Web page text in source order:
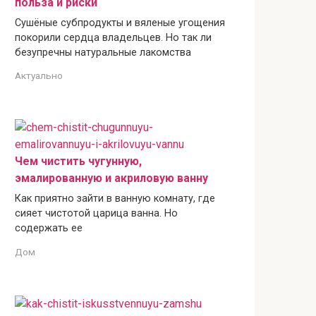
Сушёные субпродукты и вяленые угощения
покорили сердца владельцев. Но так ли
безупречны натуральные лакомства
Актуально
Чем чистить чугунную,
эмалированную и акриловую ванну
Как приятно зайти в ванную комнату, где
сияет чистотой царица ванна. Но
содержать ее
Дом